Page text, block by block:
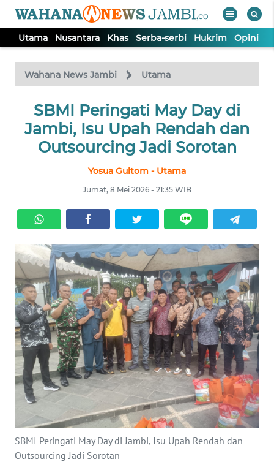
Utama Nusantara Khas Serba-serbi Hukrim Opini
Wahana News Jambi Utama
SBMI Peringati May Day di
Jambi, Isu Upah Rendah dan
Outsourcing Jadi Sorotan
Yosua Gultom - Utama
Jumat, 8 Mei 2026 - 21:35 WIB
SBMI Peringati May Day di Jambi, Isu Upah Rendah dan
Outsourcing Jadi Sorotan
TV
Tutup
UTAMA
NUSANTARA
SERBA-
SERBI
HUKRIM
OPINI
PERISTIWA
Informasi
INDEKS
BERITA
KAMI